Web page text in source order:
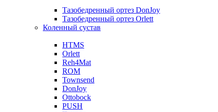
Тазобедренный ортез DonJoy
Тазобедренный ортез Orlett
Коленный сустав
HTMS
Orlett
Reh4Mat
ROM
Townsend
DonJoy
Ottobock
PUSH